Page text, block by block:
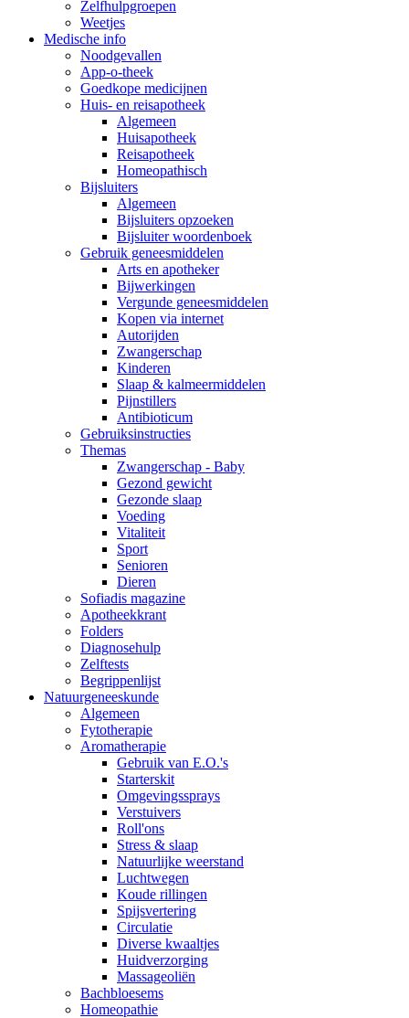
Zelfhulpgroepen
Weetjes
Medische info
Noodgevallen
App-o-theek
Goedkope medicijnen
Huis- en reisapotheek
Algemeen
Huisapotheek
Reisapotheek
Homeopathisch
Bijsluiters
Algemeen
Bijsluiters opzoeken
Bijsluiter woordenboek
Gebruik geneesmiddelen
Arts en apotheker
Bijwerkingen
Vergunde geneesmiddelen
Kopen via internet
Autorijden
Zwangerschap
Kinderen
Slaap & kalmeermiddelen
Pijnstillers
Antibioticum
Gebruiksinstructies
Themas
Zwangerschap - Baby
Gezond gewicht
Gezonde slaap
Voeding
Vitaliteit
Sport
Senioren
Dieren
Sofiadis magazine
Apotheekkrant
Folders
Diagnosehulp
Zelftests
Begrippenlijst
Natuurgeneeskunde
Algemeen
Fytotherapie
Aromatherapie
Gebruik van E.O.'s
Starterskit
Omgevingssprays
Verstuivers
Roll'ons
Stress & slaap
Natuurlijke weerstand
Luchtwegen
Koude rillingen
Spijsvertering
Circulatie
Diverse kwaaltjes
Huidverzorging
Massageoliën
Bachbloesems
Homeopathie